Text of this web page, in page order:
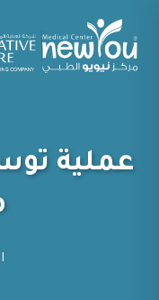
عملية